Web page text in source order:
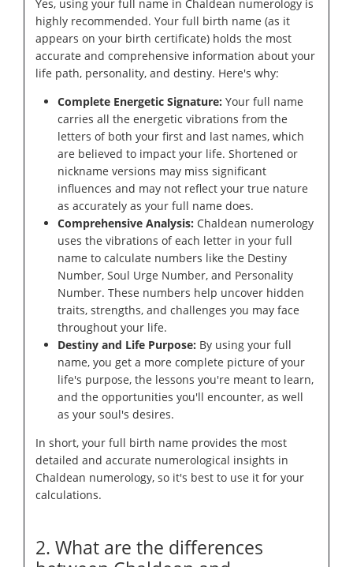
Yes, using your full name in Chaldean numerology is
highly recommended. Your full birth name (as it
appears on your birth certificate) holds the most
accurate and comprehensive information about your
life path, personality, and destiny. Here's why:
Complete Energetic Signature: Your full name
carries all the energetic vibrations from the
letters of both your first and last names, which
are believed to impact your life. Shortened or
nickname versions may miss significant
influences and may not reflect your true nature
as accurately as your full name does.
Comprehensive Analysis: Chaldean numerology
uses the vibrations of each letter in your full
name to calculate numbers like the Destiny
Number, Soul Urge Number, and Personality
Number. These numbers help uncover hidden
traits, strengths, and challenges you may face
throughout your life.
Destiny and Life Purpose: By using your full
name, you get a more complete picture of your
life's purpose, the lessons you're meant to learn,
and the opportunities you'll encounter, as well
as your soul's desires.
In short, your full birth name provides the most
detailed and accurate numerological insights in
Chaldean numerology, so it's best to use it for your
calculations.
2. What are the differences